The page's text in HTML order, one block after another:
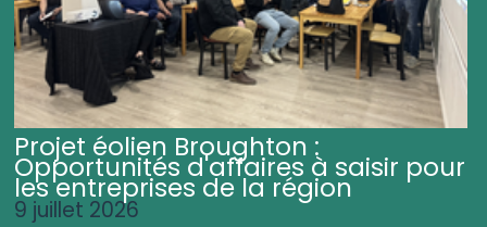
Projet éolien Broughton :
Opportunités d'affaires à saisir pour
les entreprises de la région
9 juillet 2026